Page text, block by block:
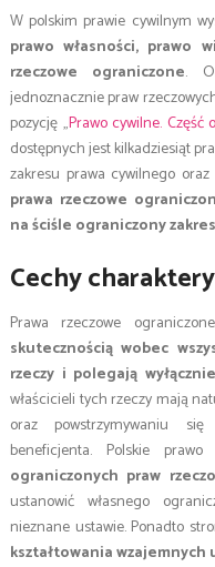
W polskim prawie cywilnym
prawo własności, prawo
rzeczowe ograniczone.
jednoznacznie praw
pozycję „Prawo cywilne. Część
dostępnych jest kilkadziesiąt
zakresu prawa cywilnego
prawa rzeczowe
na ściśle ograniczony
Cechy
Prawa rzeczowe
skutecznością wobec
rzeczy i polegają
właścicieli tych rzeczy mają
oraz powstrzymywaniu
beneficjenta. Polskie
ograniczonych praw
ustanowić własnego
nieznane ustawie. Ponadto
kształtowania wzajemnych